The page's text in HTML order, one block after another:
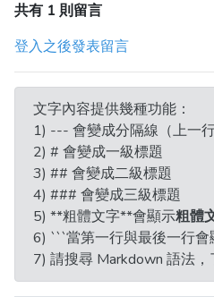
共有 1 則留言
登入之後發表留言
文字內容提供幾種功能：
1) --- 會變成分隔線（上一
2) # 會變成一級標題
3) ## 會變成二級標題
4) ### 會變成三級標題
5) **粗體文字**會顯示粗體
6) ```當第一行與最後一行會
7) 請搜尋 Markdown 語法